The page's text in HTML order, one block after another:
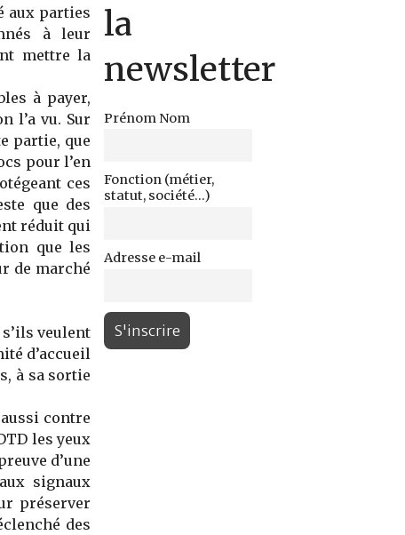
aux parties
à leur
mettre la
à payer,
l’a vu. Sur
partie, que
pour l’en
ces
que des
réduit qui
que les
de marché
veulent
d’accueil
à sa sortie
contre
les yeux
d’une
signaux
préserver
des
la
newsletter
Prénom Nom
Fonction (métier,
statut, société...)
Adresse e-mail